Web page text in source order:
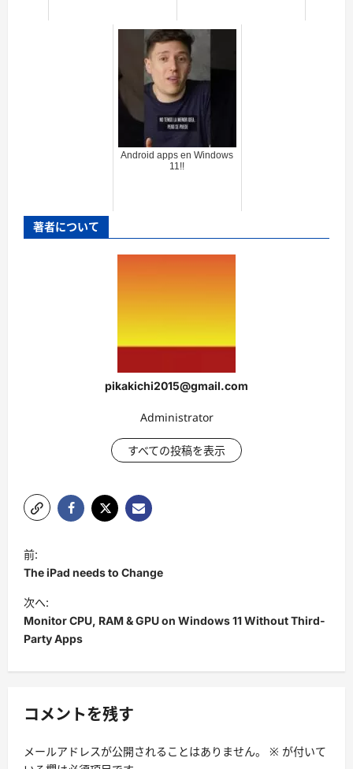
Android apps en Windows
11!!
著者について
pikakichi2015@gmail.com
Administrator
すべての投稿を表示
投
稿
ナ
ビ
ゲ
ー
ョ
前:
The iPad needs to Change
次へ:
Monitor CPU, RAM & GPU on Windows 11 Without Third-
Party Apps
コメントを残す
メールアドレスが公開されることはありません。 ※ が付いて